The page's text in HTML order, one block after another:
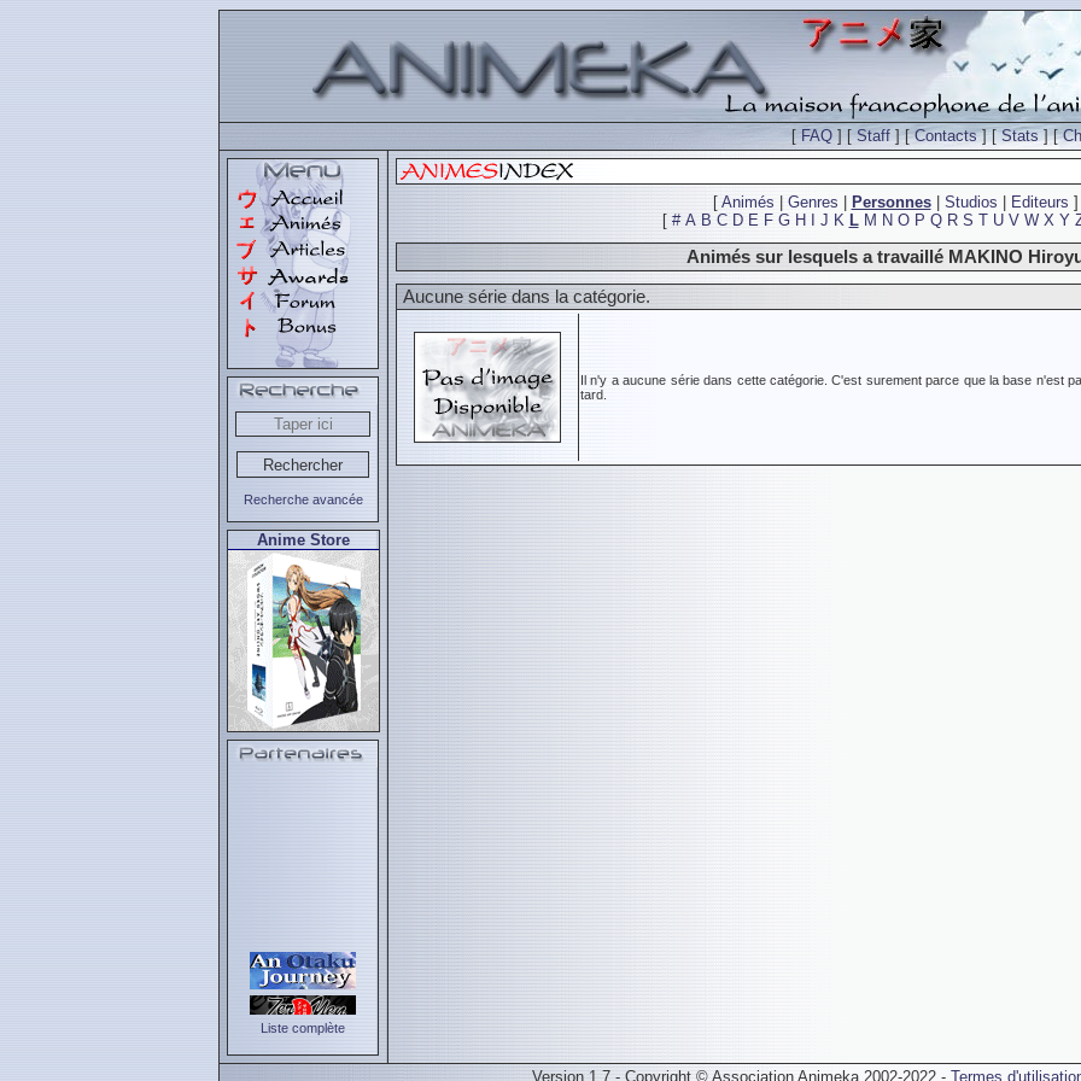
[FAQ ] [Staff ] [Contacts] [Stats] [
Recherche avancée
Anime Store
Liste complète
[ Animés Genres Personnes| Studios Editeurs ]
[ # A B C D E F G H J K L M N O P Q R S T U V W X Y
Animés sur lesquels a travaillé MAKINO
Aucune série dans la catégorie.
Il n'y a aucune série dans cette catégorie. C'est surement parce que la base n'est
tard.
Version 1.7 - Copyright © Association Animeka 2002-2022 - Termes